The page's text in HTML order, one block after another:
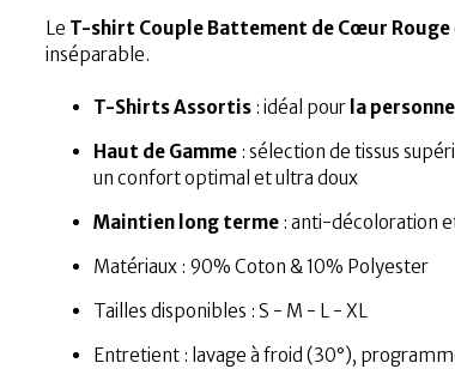
Le T-shirt Couple Battement de Cœur Rouge
inséparable.
T-Shirts Assortis : idéal pour la
Haut de Gamme : sélection de tissus
un confort optimal et ultra doux
Maintien long terme : anti-décoloration
Matériaux : 90% Coton & 10% Polyester
Tailles disponibles : S - M - L - XL
Entretient : lavage à froid (30°),